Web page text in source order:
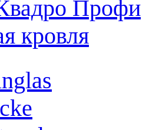
Профи
кровля